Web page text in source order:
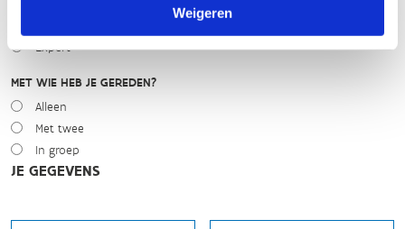
Weigeren
Expert
MET WIE HEB JE GEREDEN?
Alleen
Met twee
In groep
JE GEGEVENS